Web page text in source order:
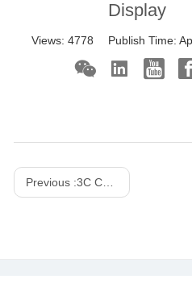
Display
Views:4778 Publish Time:
Previous :3C Consume ODM Projects Display